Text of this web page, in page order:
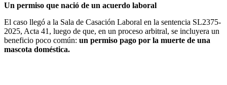
Un permiso que nació de un acuerdo laboral
El caso llegó a la Sala de Casación Laboral en la sentencia SL2375-
2025, Acta 41, luego de que, en un proceso arbitral, se incluyera un
beneficio poco común: un permiso pago por la muerte de una
mascota doméstica.